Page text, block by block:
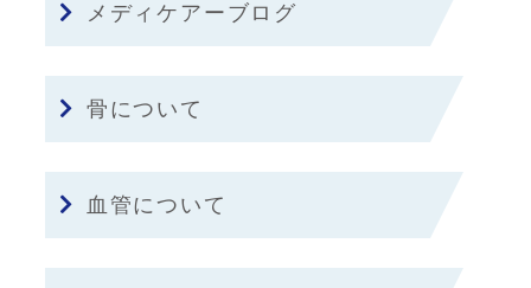
メディケアーブログ
骨について
血管について